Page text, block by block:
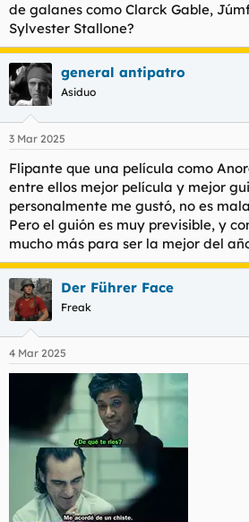
de galanes como Clarck Gable,
Sylvester Stallone?
general antipatro
Asiduo
3 Mar 2025
Flipante que una película como
entre ellos mejor película y mejor
personalmente me gustó, no es
Pero el guión es muy previsible, y
mucho más para ser la mejor del
Der Führer Face
Freak
4 Mar 2025